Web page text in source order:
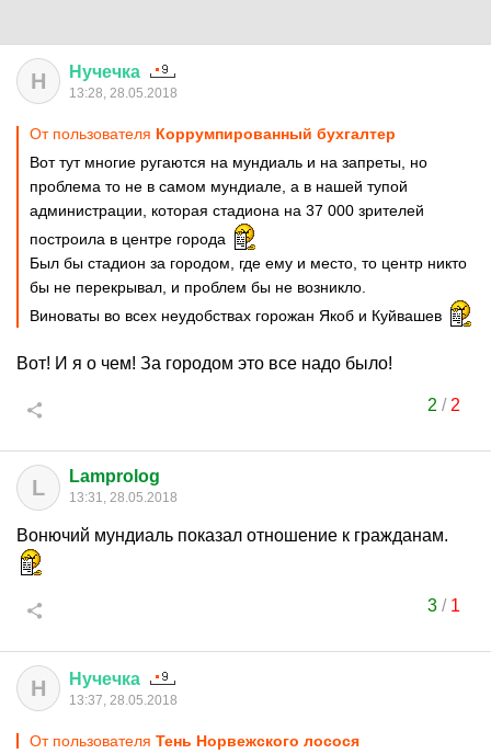
Н Нучечка
13:28, 28.05.2018
От пользователя Коррумпированный бухгалтер
Вот тут многие ругаются на мундиаль и на запреты, но
проблема то не в самом мундиале, а в нашей тупой
администрации, которая стадиона на 37 000 зрителей
построила в центре города
Был бы стадион за городом, где ему и место, то центр никто
бы не перекрывал, и проблем бы не возникло.
Виноваты во всех неудобствах горожан Якоб и Куйвашев
Вот! И я о чем! За городом это все надо было!
2 / 2
L Lamprolog
13:31, 28.05.2018
Вонючий мундиаль показал отношение к гражданам.
3/ 1
Н Нучечка
13:37, 28.05.2018
От пользователя Тень Норвежского лосося